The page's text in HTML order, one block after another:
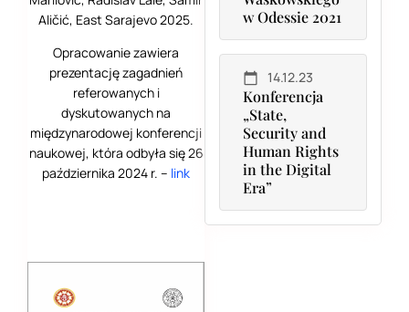
Aličić, East Sarajevo 2025.
Opracowanie zawiera
prezentację zagadnień
referowanych i
dyskutowanych na
międzynarodowej konferencji
naukowej, która odbyła się 26
października 2024 r. – link
w Odessie 2021
14.12.23
Konferencja
„State,
Security and
Human Rights
in the Digital
Era”